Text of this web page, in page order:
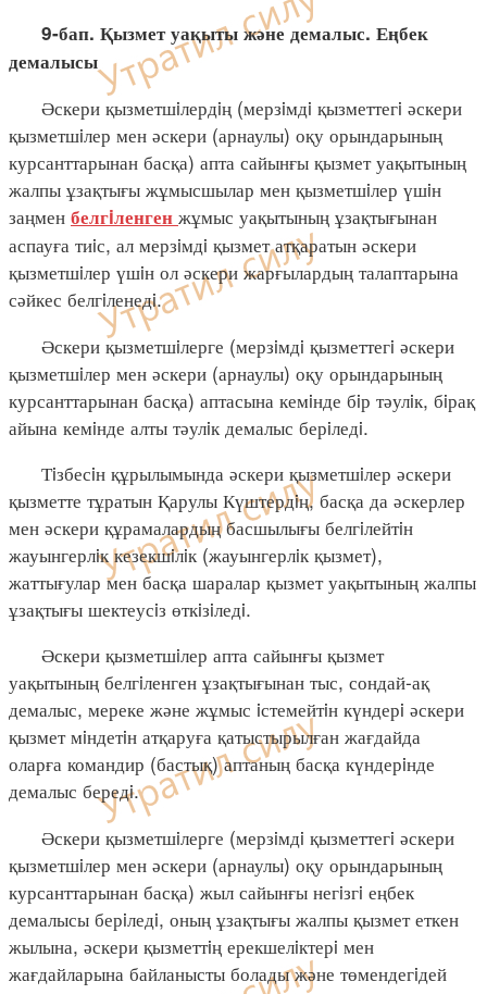
9-бап. Қызмет уақыты және демалыс. Еңбек
демалысы
Әскери қызметшiлердiң (мерзiмдi қызметтегi әскери
қызметшiлер мен әскери (арнаулы) оқу орындарының
курсанттарынан басқа) апта сайынғы қызмет уақытының
жалпы ұзақтығы жұмысшылар мен қызметшiлер үшiн
заңмен белгiленген жұмыс уақытының ұзақтығынан
аспауға тиiс, ал мерзiмдi қызмет атқаратын әскери
қызметшiлер үшiн ол әскери жарғылардың талаптарына
сәйкес белгiленедi.
Әскери қызметшiлерге (мерзiмдi қызметтегi әскери
қызметшiлер мен әскери (арнаулы) оқу орындарының
курсанттарынан басқа) аптасына кемiнде бiр тәулiк, бiрақ
айына кемiнде алты тәулiк демалыс берiледi.
Тiзбесiн құрылымында әскери қызметшiлер әскери
қызметте тұратын Қарулы Күштердiң, басқа да әскерлер
мен әскери құрамалардың басшылығы белгiлейтiн
жауынгерлiк кезекшiлiк (жауынгерлiк қызмет),
жаттығулар мен басқа шаралар қызмет уақытының жалпы
ұзақтығы шектеусiз өткiзiледi.
Әскери қызметшiлер апта сайынғы қызмет
уақытының белгiленген ұзақтығынан тыс, сондай-ақ
демалыс, мереке және жұмыс iстемейтiн күндерi әскери
қызмет мiндетiн атқаруға қатыстырылған жағдайда
оларға командир (бастық) аптаның басқа күндерiнде
демалыс бередi.
Әскери қызметшiлерге (мерзiмдi қызметтегi әскери
қызметшiлер мен әскери (арнаулы) оқу орындарының
курсанттарынан басқа) жыл сайынғы негiзгi еңбек
демалысы берiледi, оның ұзақтығы жалпы қызмет еткен
жылына, әскери қызметтiң ерекшелiктерi мен
жағдайларына байланысты болады және төмендегiдей